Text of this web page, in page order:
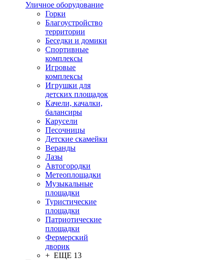
Уличное оборудование
Горки
Благоустройство
территории
Беседки и домики
Спортивные
комплексы
Игровые
комплексы
Игрушки для
детских площадок
Качели, качалки,
балансиры
Карусели
Песочницы
Детские скамейки
Веранды
Лазы
Автогородки
Метеоплощадки
Музыкальные
площадки
Туристические
площадки
Патриотические
площадки
Фермерский
дворик
+ ЕЩЕ 13